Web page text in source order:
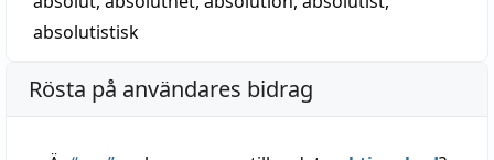
absolutistisk
Rösta på användares bidrag